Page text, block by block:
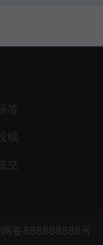
签
稿
交
备888888888号